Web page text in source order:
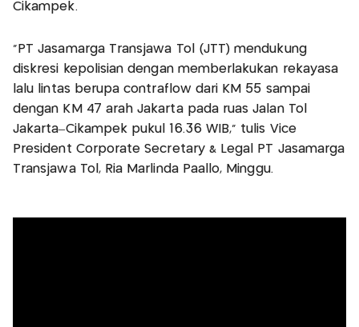
Cikampek.
"PT Jasamarga Transjawa Tol (JTT) mendukung
diskresi kepolisian dengan memberlakukan rekayasa
lalu lintas berupa contraflow dari KM 55 sampai
dengan KM 47 arah Jakarta pada ruas Jalan Tol
Jakarta–Cikampek pukul 16.36 WIB," tulis Vice
President Corporate Secretary & Legal PT Jasamarga
Transjawa Tol, Ria Marlinda Paallo, Minggu.